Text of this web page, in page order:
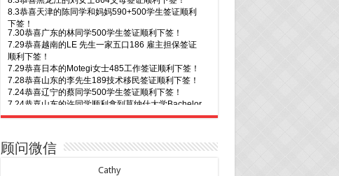
Business offer！
8.6恭喜江苏的谢先生600旅游签证顺利下签，三年多
7.29恭喜日本的Motegi女士485工作签证顺利下签！
7.28恭喜山东的李先生189技术移民签证顺利下签！
7.24恭喜辽宁的蔡同学500学生签证顺利下签！
7.24恭喜山东的许同学顺利拿到莫纳什大学Bachelor
of Accounting offer!
7.22恭喜安徽的吴先生190技术移民签证顺利下签！
7.22恭喜尼泊尔的Shrestha先生491州担保签证顺利
下签！
签！
7.15恭喜江苏的曹同学500学生签证顺利下签！
7.13恭喜广东的邓同学500学生签证顺利下签！
顾问微信
Cathy